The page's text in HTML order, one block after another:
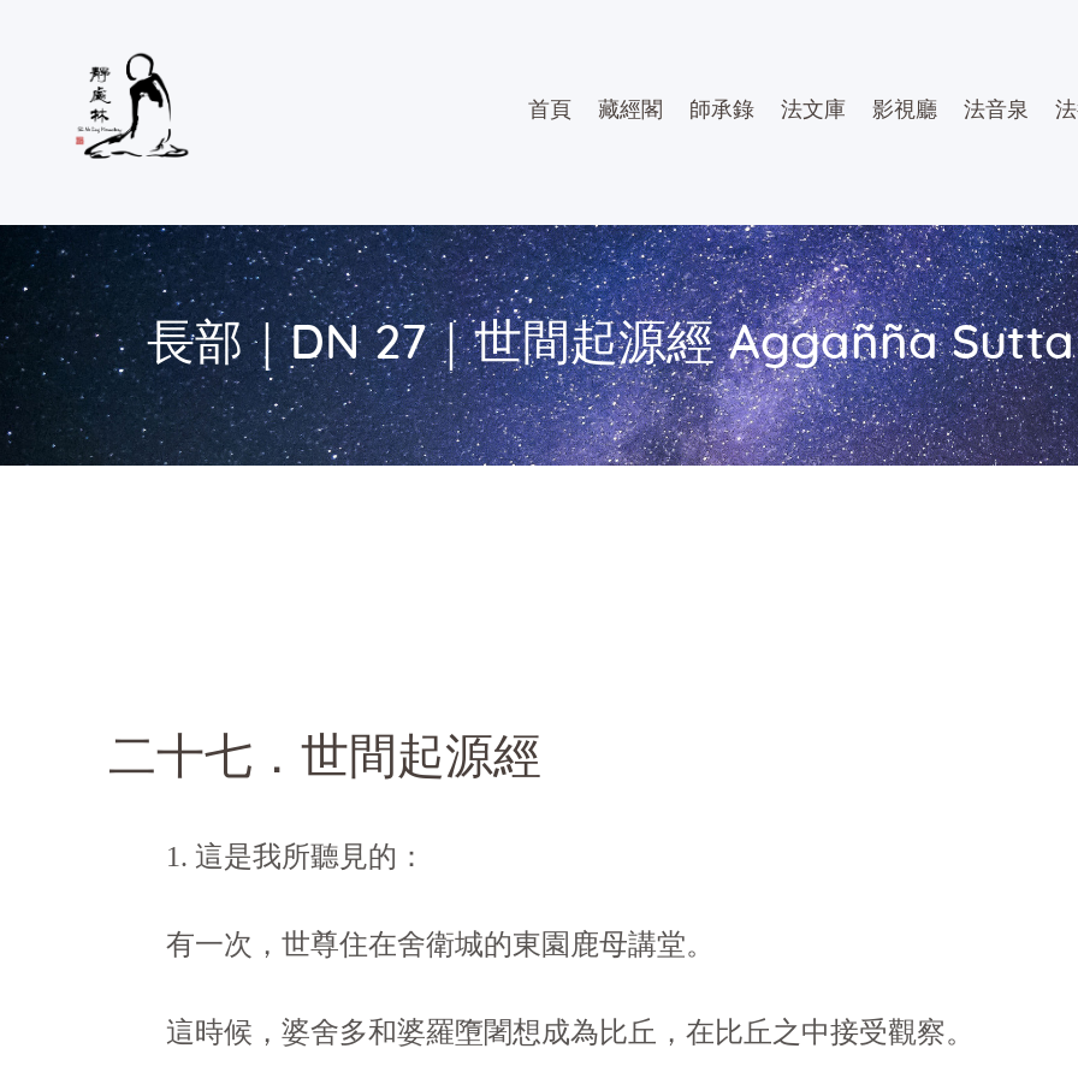
首頁 藏經閣 師承錄 法文庫 影視廳 法音泉
長部｜DN 27｜世間起源經 Aggañña Sutta
二十七．世間起源經
1. 這是我所聽見的：
有一次，世尊住在舍衛城的東園鹿母講堂。
這時候，婆舍多和婆羅墮闍想成為比丘，在比丘之中接受觀察。